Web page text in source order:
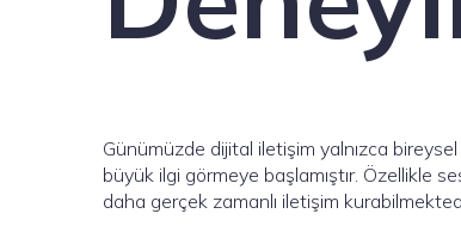
Günümüzde dijital iletişim yalnızca
büyük ilgi görmeye başlamıştır. Özellikle
daha gerçek zamanlı iletişim